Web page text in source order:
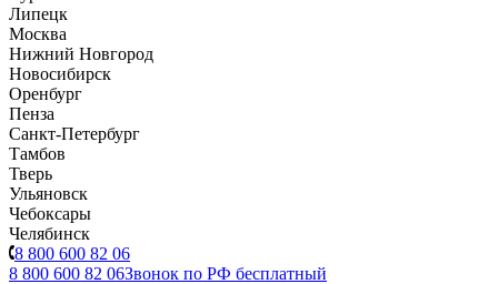
Липецк
Москва
Нижний Новгород
Новосибирск
Оренбург
Пенза
Санкт-Петербург
Тамбов
Тверь
Ульяновск
Чебоксары
Челябинск
8 800 600 82 06
8 800 600 82 06Звонок по РФ бесплатный